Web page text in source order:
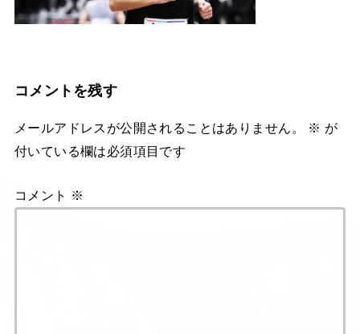
コメントを残す
メールアドレスが公開されることはありません。 ※ が
付いている欄は必須項目です
コメント ※